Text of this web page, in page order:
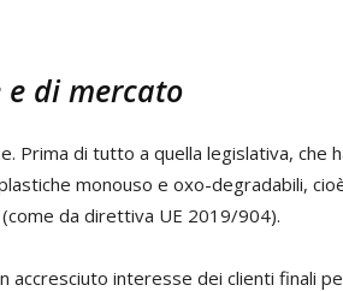
e di mercato
Prima di tutto a quella legislativa, che
monouso e oxo-degradabili,
da direttiva UE 2019/904).
accresciuto interesse dei clienti finali